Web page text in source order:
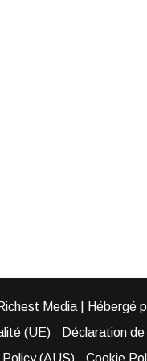
Media | Hébergé
(UE)
Déclaration
(AUS) Cookie